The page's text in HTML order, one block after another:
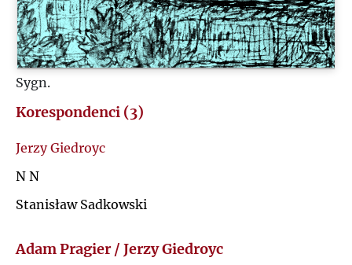
Ś
T
Sygn.
Korespondenci (3)
Jerzy Giedroyc
N N
Stanisław Sadkowski
Adam Pragier / Jerzy Giedroyc